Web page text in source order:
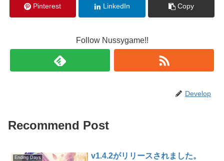
Pinterest LinkedIn Copy
Follow Nussygame!!
Develop
Recommend Post
Ending Days v1.4.2がリリースされました。